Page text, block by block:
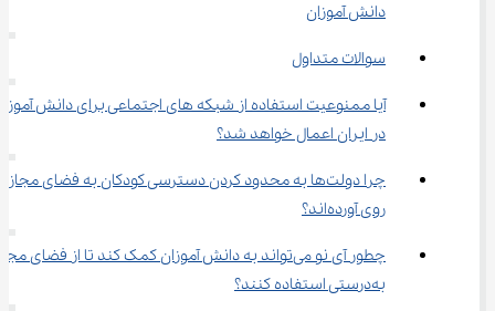
دانش ‌آموزان
سوالات متداول
آیا ممنوعیت استفاده از شبکه‌ های
در ایران اعمال خواهد شد؟
چرا دولت‌ها به محدود کردن دسترسی کودکان به فضای
روی آورده‌اند؟
چطور آی ‌نو می‌تواند به دانش ‌آموزان کمک کند تا از فضای
به‌درستی استفاده کنند؟